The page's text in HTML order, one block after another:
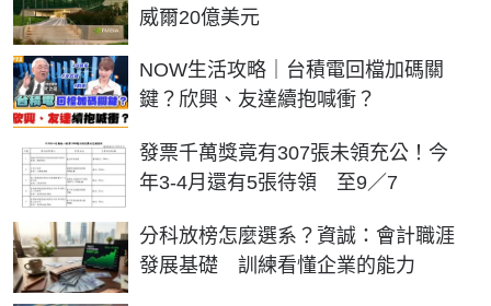
威爾20億美元
NOW生活攻略｜台積電回檔加碼關
鍵？欣興、友達續抱喊衝？
發票千萬獎竟有307張未領充公！今
年3-4月還有5張待領 至9／7
分科放榜怎麼選系？資誠：會計職涯
發展基礎 訓練看懂企業的能力